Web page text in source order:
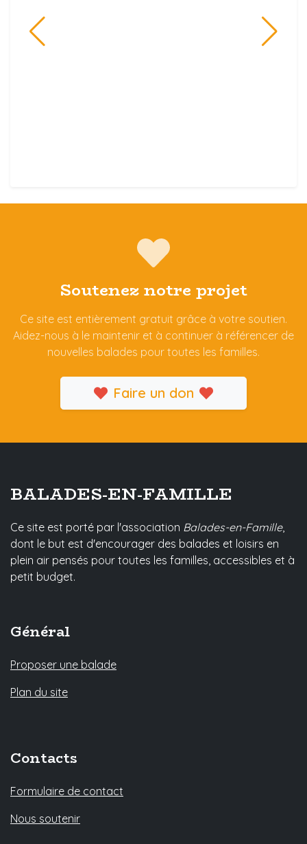
Soutenez notre projet
Ce site est entièrement gratuit grâce à votre soutien.
Aidez-nous à le maintenir et à continuer à référencer de
nouvelles balades pour toutes les familles.
Faire un don
BALADES-EN-FAMILLE
Ce site est porté par l'association Balades-en-Famille,
dont le but est d'encourager des balades et loisirs en
plein air pensés pour toutes les familles, accessibles et à
petit budget.
Général
Proposer une balade
Plan du site
Contacts
Formulaire de contact
Nous soutenir